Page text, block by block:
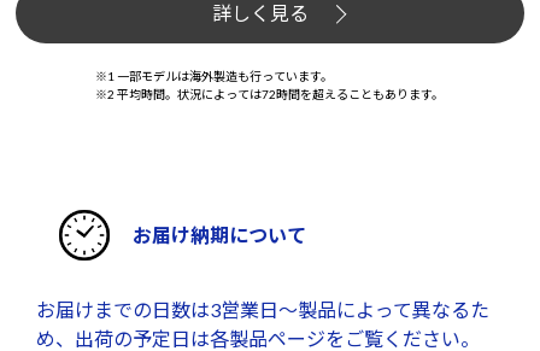
詳しく見る
※1 一部モデルは海外製造も行っています。
※2 平均時間。状況によっては72時間を超えることもあります。
お届け納期について
お届けまでの日数は3営業日～製品によって異なるた
め、出荷の予定日は各製品ページをご覧ください。